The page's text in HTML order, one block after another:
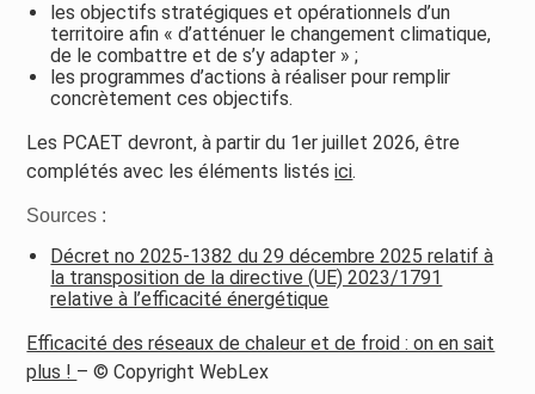
les objectifs stratégiques et opérationnels d’un
territoire afin « d’atténuer le changement climatique,
de le combattre et de s’y adapter » ;
les programmes d’actions à réaliser pour remplir
concrètement ces objectifs.
Les PCAET devront, à partir du 1er juillet 2026, être
complétés avec les éléments listésici.
Sources :
Décret no 2025-1382 du 29 décembre 2025 relatif à
la transposition de la directive (UE) 2023/1791
relative à l’efficacité énergétique
Efficacité des réseaux de chaleur et de froid : on en sait
plus ! – © Copyright WebLex